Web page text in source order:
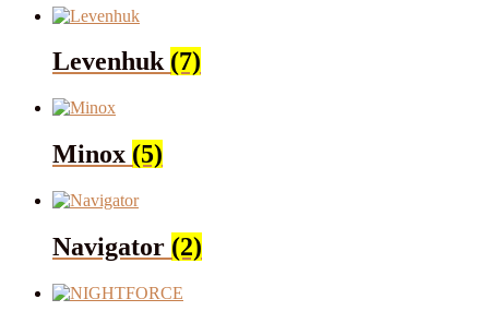
Levenhuk (7)
Minox (5)
Navigator (2)